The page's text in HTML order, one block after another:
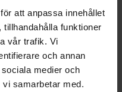
att anpassa innehållet
funktioner
vår trafik. Vi
och annan
medier och
samarbetar med.